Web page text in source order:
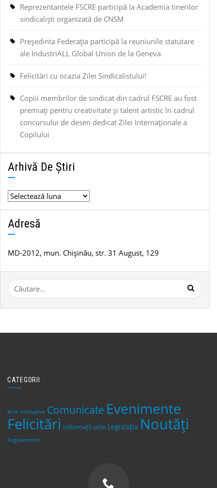
Reprezentantele FSCRE participă la Academia tinerilor
sindicaliști organizată de CNSM
Președinta Federația participă la reuniunile statutare
ale IndustriALL Global Union de la Geneva
Felicitări cu ocazia Zilei Sindicalistului!
Copiii membrilor de sindicat din cadrul FSCRE au fost
premiați pentru creativitate și talent artistic în cadrul
concursului de desen dedicat Zilei Internaționale a
Copilului
Arhivă De Știri
Arhivă
de
știri
Adresă
MD-2012, mun. Chișinău, str. 31 August, 129
Caută
după:
CATEGORII
Acte normative Comunicate Evenimente
Felicitări Informații utile Legislaţia Noutăți
Regulamente